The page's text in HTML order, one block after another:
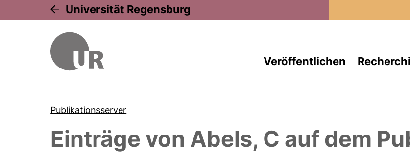
Universität Regensburg
Veröffentlichen
Publikationsserver
Einträge von Abels, C auf dem